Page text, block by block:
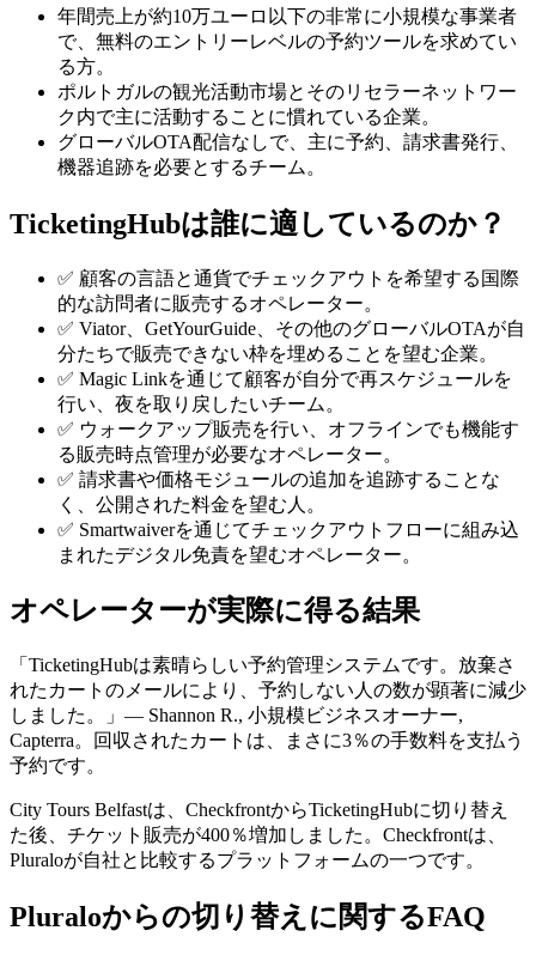
年間売上が約10万ユーロ以下の非常に小規模な事業者
で、無料のエントリーレベルの予約ツールを求めてい
る方。
ポルトガルの観光活動市場とそのリセラーネットワー
ク内で主に活動することに慣れている企業。
グローバルOTA配信なしで、主に予約、請求書発行、
機器追跡を必要とするチーム。
TicketingHubは誰に適しているのか？
✅ 顧客の言語と通貨でチェックアウトを希望する国際
的な訪問者に販売するオペレーター。
✅ Viator、GetYourGuide、その他のグローバルOTAが自
分たちで販売できない枠を埋めることを望む企業。
✅ Magic Linkを通じて顧客が自分で再スケジュールを
行い、夜を取り戻したいチーム。
✅ ウォークアップ販売を行い、オフラインでも機能す
る販売時点管理が必要なオペレーター。
✅ 請求書や価格モジュールの追加を追跡することな
く、公開された料金を望む人。
✅ Smartwaiverを通じてチェックアウトフローに組み込
まれたデジタル免責を望むオペレーター。
オペレーターが実際に得る結果
「TicketingHubは素晴らしい予約管理システムです。放棄さ
れたカートのメールにより、予約しない人の数が顕著に減少
しました。」— Shannon R., 小規模ビジネスオーナー,
Capterra。回収されたカートは、まさに3％の手数料を支払う
予約です。
City Tours Belfastは、CheckfrontからTicketingHubに切り替え
た後、チケット販売が400％増加しました。Checkfrontは、
Pluraloが自社と比較するプラットフォームの一つです。
Pluraloからの切り替えに関するFAQ